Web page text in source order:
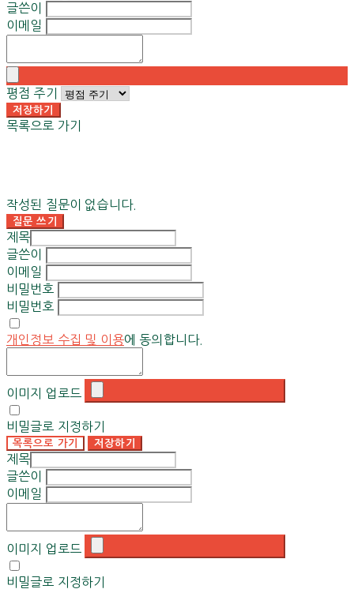
글쓴이
이메일
평점 주기
저장하기
목록으로 가기
작성된 질문이 없습니다.
질문 쓰기
제목
글쓴이
이메일
비밀번호
비밀번호
개인정보 수집 및 이용에 동의합니다.
이미지 업로드
비밀글로 지정하기
목록으로 가기 저장하기
제목
글쓴이
이메일
이미지 업로드
비밀글로 지정하기